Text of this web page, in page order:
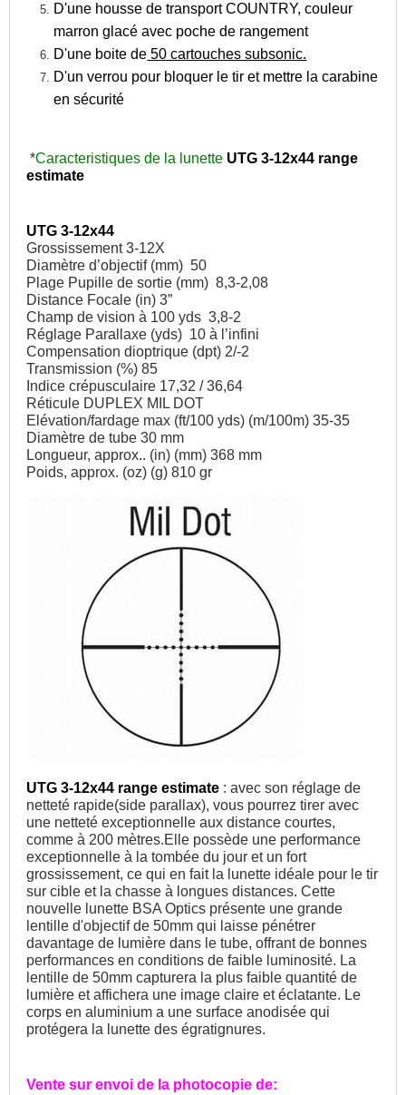
D'une housse de transport COUNTRY, couleur
marron glacé avec poche de rangement
D'une boite de 50 cartouches subsonic.
D'un verrou pour bloquer le tir et mettre la carabine
en sécurité
*Caracteristiques de la lunette UTG 3-12x44 range
estimate
UTG 3-12x44
Grossissement 3-12X
Diamètre d’objectif (mm) 50
Plage Pupille de sortie (mm) 8,3-2,08
Distance Focale (in) 3”
Champ de vision à 100 yds 3,8-2
Réglage Parallaxe (yds) 10 à l’infini
Compensation dioptrique (dpt) 2/-2
Transmission (%) 85
Indice crépusculaire 17,32 / 36,64
Réticule DUPLEX MIL DOT
Elévation/fardage max (ft/100 yds) (m/100m) 35-35
Diamètre de tube 30 mm
Longueur, approx.. (in) (mm) 368 mm
Poids, approx. (oz) (g) 810 gr
UTG 3-12x44 range estimate : avec son réglage de
netteté rapide(side parallax), vous pourrez tirer avec
une netteté exceptionnelle aux distance courtes,
comme à 200 mètres.Elle possède une performance
exceptionnelle à la tombée du jour et un fort
grossissement, ce qui en fait la lunette idéale pour le tir
sur cible et la chasse à longues distances. Cette
nouvelle lunette BSA Optics présente une grande
lentille d'objectif de 50mm qui laisse pénétrer
davantage de lumière dans le tube, offrant de bonnes
performances en conditions de faible luminosité. La
lentille de 50mm capturera la plus faible quantité de
lumière et affichera une image claire et éclatante. Le
corps en aluminium a une surface anodisée qui
protégera la lunette des égratignures.
Vente sur envoi de la photocopie de: